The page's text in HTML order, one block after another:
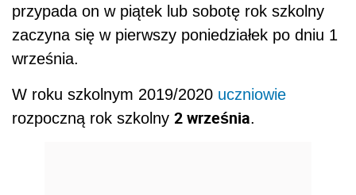
przypada on w piątek lub sobotę rok szkolny
zaczyna się w pierwszy poniedziałek po dniu 1
września.
W roku szkolnym 2019/2020 uczniowie
rozpoczną rok szkolny 2 września.